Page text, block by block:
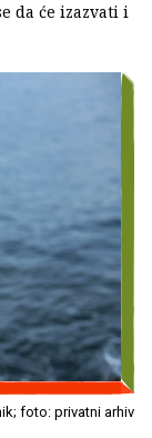
da će izazvati i
foto: privatni arhiv